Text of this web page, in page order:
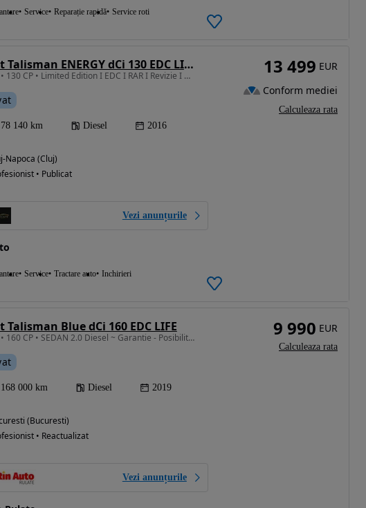
Service Reparație rapidă Service roti
Renault Talisman ENERGY dCi 130 EDC LIMITED
1598 cm3 • 130 CP • Limited Edition I EDC I RAR I Revizie I GARANTIE I Rate I Nr Rosii
78 140 km Diesel 2016
Napoca (Cluj)
• Publicat
Vezi anunțurile
Service Tractare auto Inchirieri
13 499 EUR
Conform mediei
Calculeaza rata
Talisman Blue dCi 160 EDC LIFE
1997 cm3 • 160 CP • SEDAN 2.0 Diesel ~ Garantie - Posibilitate vanzare si in RATE Credit
168 000 km Diesel 2019
(Bucuresti)
• Reactualizat
Vezi anunțurile
9 990 EUR
Calculeaza rata